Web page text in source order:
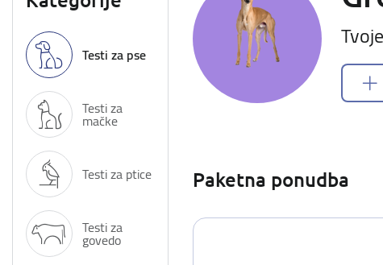
Testi za pse
Testi za
mačke
Testi za ptice
Testi za
govedo
Paketna ponudba